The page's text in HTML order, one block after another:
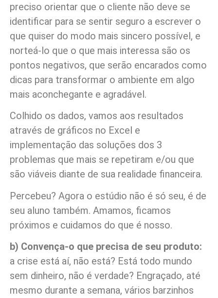
preciso orientar que o cliente não deve se
identificar para se sentir seguro a escrever o
que quiser do modo mais sincero possível, e
norteá-lo que o que mais interessa são os
pontos negativos, que serão encarados como
dicas para transformar o ambiente em algo
mais aconchegante e agradável.
Colhido os dados, vamos aos resultados
através de gráficos no Excel e
implementação das soluções dos 3
problemas que mais se repetiram e/ou que
são viáveis diante de sua realidade financeira.
Percebeu? Agora o estúdio não é só seu, é de
seu aluno também. Amamos, ficamos
próximos e cuidamos do que é nosso.
b) Convença-o que precisa de seu produto:
a crise está aí, não está? Está todo mundo
sem dinheiro, não é verdade? Engraçado, até
mesmo durante a semana, vários barzinhos